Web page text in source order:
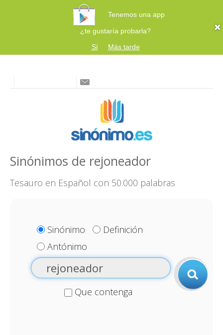
Tenemos una app
¿te gustaría probarla?
Sí
Más tarde
Sinónimos de rejoneador
Tesauro en Español con 50.000 palabras
Sinónimo
Definición
Antónimo
Que contenga